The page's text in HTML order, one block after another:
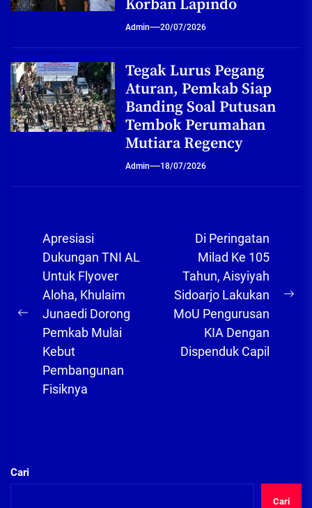
Korban Lapindo
Admin 20/07/2026
Tegak Lurus Pegang
Aturan, Pemkab Siap
Banding Soal Putusan
Tembok Perumahan
Mutiara Regency
Admin 18/07/2026
Navigasi
pos
Previous
post:
Apresiasi
Dukungan TNI AL
Untuk Flyover
Aloha, Khulaim
Junaedi Dorong
Pemkab Mulai
Kebut
Pembangunan
Fisiknya
Di Peringatan
Milad Ke 105
Tahun, Aisyiyah
Sidoarjo Lakukan
MoU Pengurusan
KIA Dengan
Dispenduk Capil
Cari
Cari